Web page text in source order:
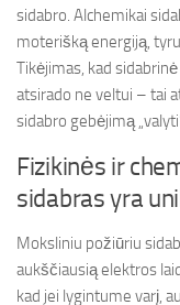
sidabro. Alchemikai
moterišką energiją,
Tikėjimas, kad
atsirado ne veltui – tai
sidabro gebėjimą
Fizikinės ir
sidabras yra
Moksliniu požiūriu
aukščiausią elektros
kad jei lygintume varį,